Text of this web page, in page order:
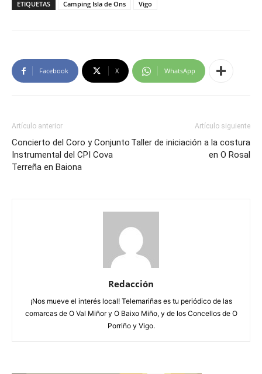
ETIQUETAS Camping Isla de Ons Vigo
Facebook X WhatsApp
Artículo anterior
Concierto del Coro y Conjunto
Instrumental del CPI Cova
Terreña en Baiona
Artículo siguiente
Taller de iniciación a la costura
en O Rosal
Redacción
¡Nos mueve el interés local! Telemariñas es tu periódico de las
comarcas de O Val Miñor y O Baixo Miño, y de los Concellos de O
Porriño y Vigo.